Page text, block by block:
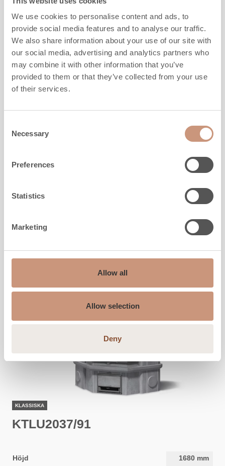
We use cookies to personalise content and ads, to
provide social media features and to analyse our traffic.
We also share information about your use of our site with
our social media, advertising and analytics partners who
may combine it with other information that you’ve
provided to them or that they’ve collected from your use
of their services.
Selection
Necessary
Preferences
Statistics
Marketing
Allow all
Allow selection
Deny
KLASSISKA
KTLU2037/92
Höjd 1680
mm
1183mm
951mm
Vikt
2120kg
KLASSISKA
KTLU2037/91
Höjd 1680 mm